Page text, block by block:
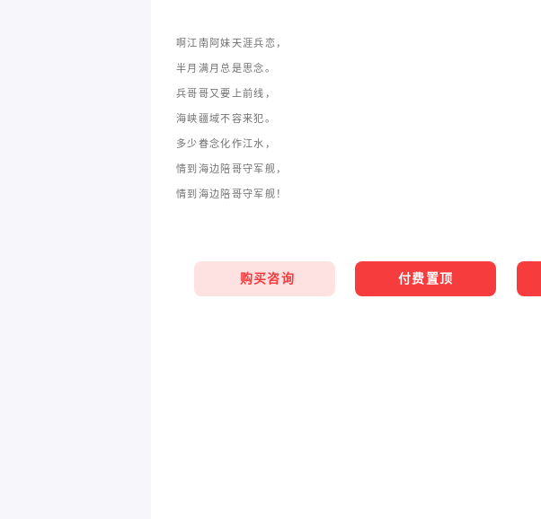
啊江南阿妹天涯兵恋，
半月满月总是思念。
兵哥哥又要上前线，
海峡疆域不容来犯。
多少眷念化作江水，
情到海边陪哥守军舰，
情到海边陪哥守军舰！
购买咨询 付费置顶